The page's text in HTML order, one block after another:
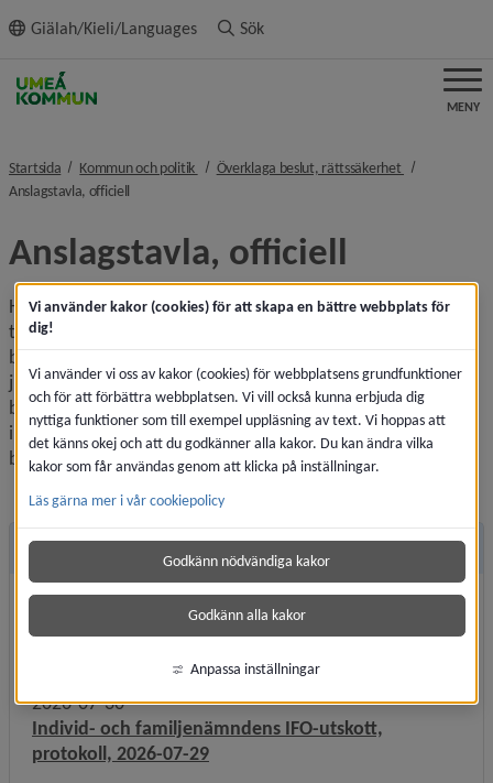
innehållet
Giälah/Kieli/Languages Sök
MENY
Startsida Kommun och politik nivå i brödsmulenavigeringen
Överklaga beslut, rättssäkerhet nivå i
Anslagstavla, officiell
Anslagstavla, officiell
Här på kommunens officiella anslagstavla kan du läsa
tillkännagivanden och kungörelser. Det betyder att vi
berättar något offentligt, till exempel att ett protokoll är
justerat, att kommunfullmäktige sammanträder eller så
bjuder vi in till samråd om en detaljplan. Kungörelser
informerar om ett ärende i ett tidigt skede så att du som är
berörd kan lämna synpunkter eller eventuellt överklaga.
Möten och protokoll
Individ- och familjenämndens IFO-utskott,
protokoll, 2026-08-05
2026-07-30
Individ- och familjenämndens IFO-utskott,
protokoll, 2026-07-29
Vi använder kakor (cookies) för att skapa en bättre webbplats för
dig!
Vi använder vi oss av kakor (cookies) för webbplatsens grundfunktioner
och för att förbättra webbplatsen. Vi vill också kunna erbjuda dig
nyttiga funktioner som till exempel uppläsning av text. Vi hoppas att
det känns okej och att du godkänner alla kakor. Du kan ändra vilka
kakor som får användas genom att klicka på inställningar.
Läs gärna mer i vår cookiepolicy
Godkänn nödvändiga kakor
Godkänn alla kakor
Anpassa inställningar